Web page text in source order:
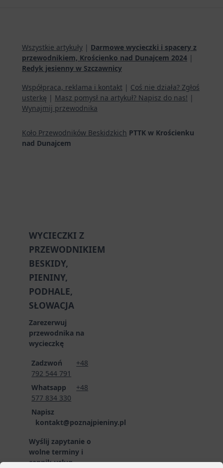
Wszystkie artykuły | Darmowe wycieczki i spacery z
przewodnikiem, Krościenko nad Dunajcem 2024 |
Redyk jesienny w Szczawnicy
Współpraca, reklama i kontakt | Coś nie działa? Zgłoś
usterkę | Masz pomysł na artykuł? Napisz do nas! |
Wynajmij przewodnika
Koło Przewodników Beskidzkich PTTK w Krościenku
nad Dunajcem
WYCIECZKI Z
PRZEWODNIKIEM
BESKIDY,
PIENINY,
PODHALE,
SŁOWACJA
Zarezerwuj
przewodnika na
wycieczkę
Zadzwoń +48
792 544 791
Whatsapp +48
577 834 330
Napisz
kontakt@poznajpieniny.pl
Wyślij zapytanie o
wolne terminy i
cennik usług